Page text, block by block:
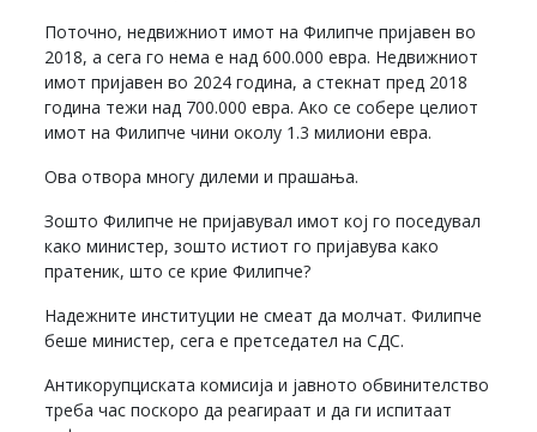
Поточно, недвижниот имот на Филипче пријавен во
2018, а сега го нема е над 600.000 евра. Недвижниот
имот пријавен во 2024 година, а стекнат пред 2018
година тежи над 700.000 евра. Ако се собере целиот
имот на Филипче чини околу 1.3 милиони евра.
Ова отвора многу дилеми и прашања.
Зошто Филипче не пријавувал имот кој го поседувал
како министер, зошто истиот го пријавува како
пратеник, што се крие Филипче?
Надежните институции не смеат да молчат. Филипче
беше министер, сега е претседател на СДС.
Антикорупциската комисија и јавното обвинителство
треба час поскоро да реагираат и да ги испитаат